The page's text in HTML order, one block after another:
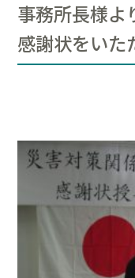
事務所長様よ
感謝状をいた